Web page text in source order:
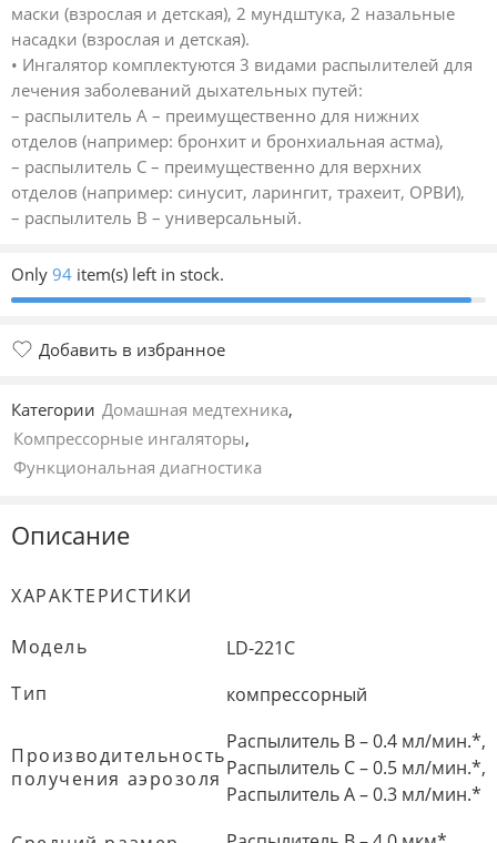
маски (взрослая и детская), 2 мундштука, 2 назальные
насадки (взрослая и детская).
• Ингалятор комплектуются 3 видами распылителей для
лечения заболеваний дыхательных путей:
– распылитель А – преимущественно для нижних
отделов (например: бронхит и бронхиальная астма),
– распылитель С – преимущественно для верхних
отделов (например: синусит, ларингит, трахеит, ОРВИ),
– распылитель В – универсальный.
Only 94 item(s) left in stock.
Добавить в избранное
Категории Домашная медтехника,
Компрессорные ингаляторы,
Функциональная диагностика
Описание
ХАРАКТЕРИСТИКИ
Модель
LD-221C
Тип
компрессорный
Производительность
получения аэрозоля
Распылитель B – 0.4 мл/мин.*,
Распылитель C – 0.5 мл/мин.*,
Распылитель А – 0.3 мл/мин.*